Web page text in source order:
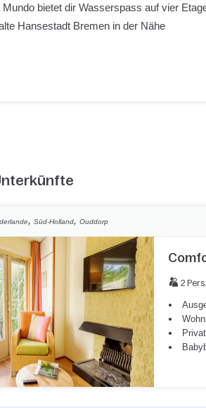
Mundo bietet dir Wasserspass auf vier
Hansestadt Bremen in der Nähe
,Süd-Holland,Ouddorp
2 Pers.